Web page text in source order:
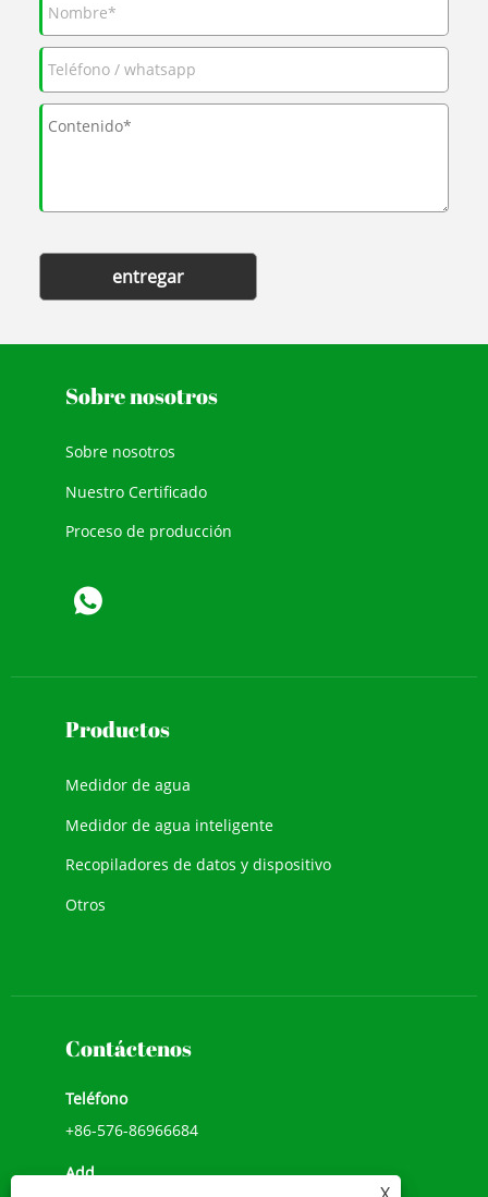
entregar
Sobre nosotros
Sobre nosotros
Nuestro Certificado
Proceso de producción
Productos
Medidor de agua
Medidor de agua inteligente
Recopiladores de datos y dispositivo
Otros
Contáctenos
Teléfono
+86-576-86966684
Add